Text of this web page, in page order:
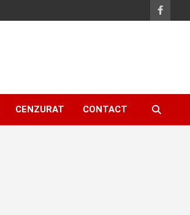
CENZURAT CONTACT